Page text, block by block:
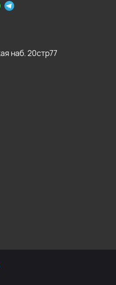
наб. 20стр77